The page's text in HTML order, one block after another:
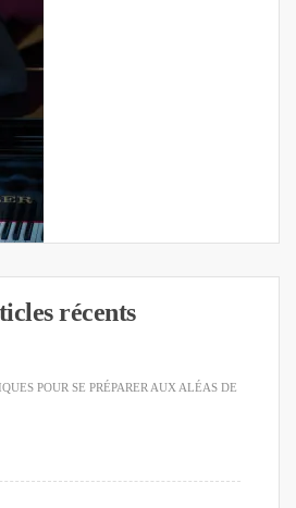
récents
POUR SE PRÉPARER AUX ALÉAS DE